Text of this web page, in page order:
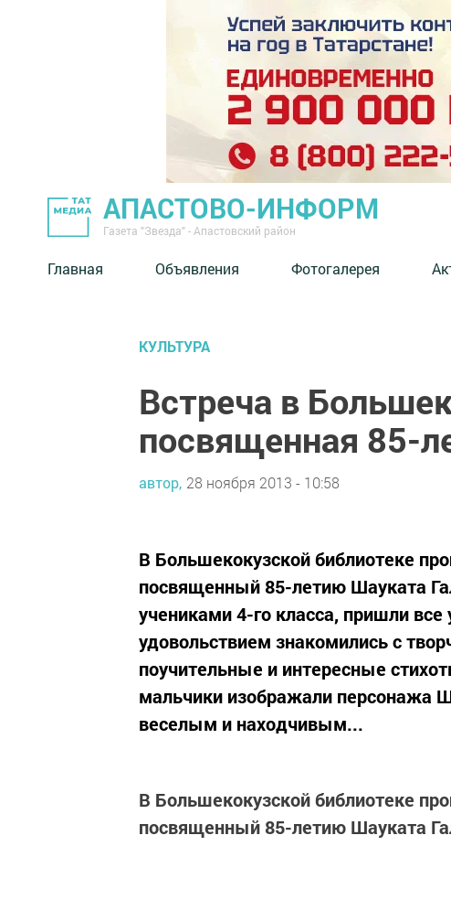
АПАСТОВО-ИНФОРМ
Газета "Звезда" - Апастовский район
Главная Объявления Фотогалерея
КУЛЬТУРА
Встреча в
посвященная 85-
автор, 28 ноября 2013 - 10:58
В Большекокузской библиотеке
посвященный 85-летию Шауката
учениками 4-го класса, пришли
удовольствием знакомились с
поучительные и интересные
мальчики изображали персонажа
веселым и находчивым...
В Большекокузской библиотеке
посвященный 85-летию Шауката